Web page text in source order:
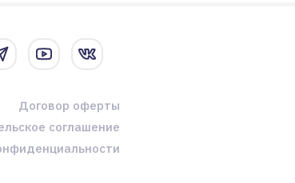
Договор оферты
соглашение